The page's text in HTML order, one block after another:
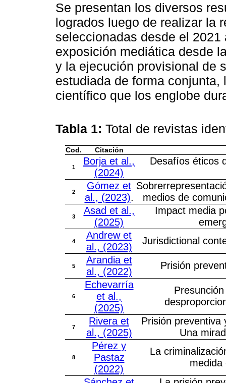
Se presentan los diversos
logrados luego de realizar la
seleccionadas desde el
exposición mediática desde
y la ejecución provisional de
estudiada de forma
científico que los englobe
Tabla 1: Total de revistas
Cod. Citación
1
Borja et al.,
(2024)
Desafíos éticos
2
Gómez et
al., (2023).
medios de
3
Asad et al.,
(2025)
Impact media
4
Andrew et
al., (2023)
Jurisdictional
5
Arandia et
al., (2022)
Prisión
6
Echevarría
et al.,
(2025)
7
Rivera et
al., (2025)
Prisión preventiva
Una
8
Pérez y
Pastaz
(2022)
La
medida